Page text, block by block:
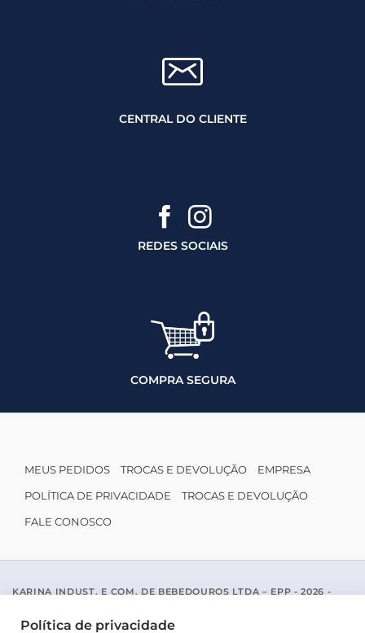
CENTRAL DO CLIENTE
REDES SOCIAIS
COMPRA SEGURA
MEUS PEDIDOS TROCAS E DEVOLUÇÃO EMPRESA
POLÍTICA DE PRIVACIDADE TROCAS E DEVOLUÇÃO
FALE CONOSCO
KARINA INDUST. E COM. DE BEBEDOUROS LTDA – EPP - 2026 -
DO RIO PRETO / SP - CEP 15077-456
Política de privacidade